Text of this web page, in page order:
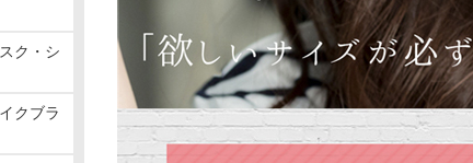
ク・シ
クブラ